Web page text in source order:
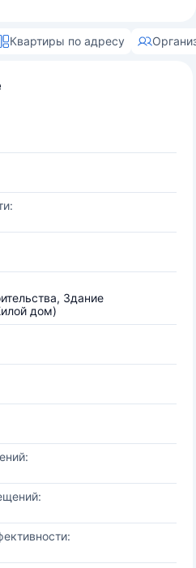
Квартиры по адресу
Здание
дом)